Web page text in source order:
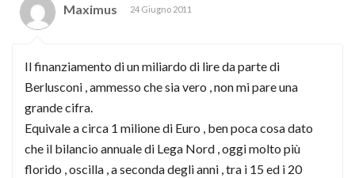
Maximus 24 Giugno 2011
Il finanziamento di un miliardo di lire da parte di
Berlusconi , ammesso che sia vero , non mi pare una
grande cifra.
Equivale a circa 1 milione di Euro , ben poca cosa dato
che il bilancio annuale di Lega Nord , oggi molto più
florido , oscilla , a seconda degli anni , tra i 15 ed i 20